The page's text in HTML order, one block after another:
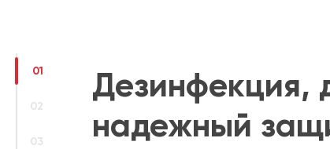
01
02
03
Дезинфекция,
надежный